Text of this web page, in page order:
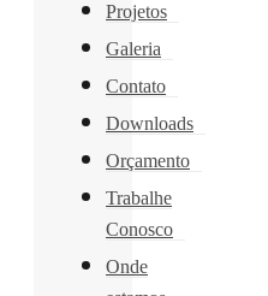
Projetos
Galeria
Contato
Downloads
Orçamento
Trabalhe
Conosco
Onde